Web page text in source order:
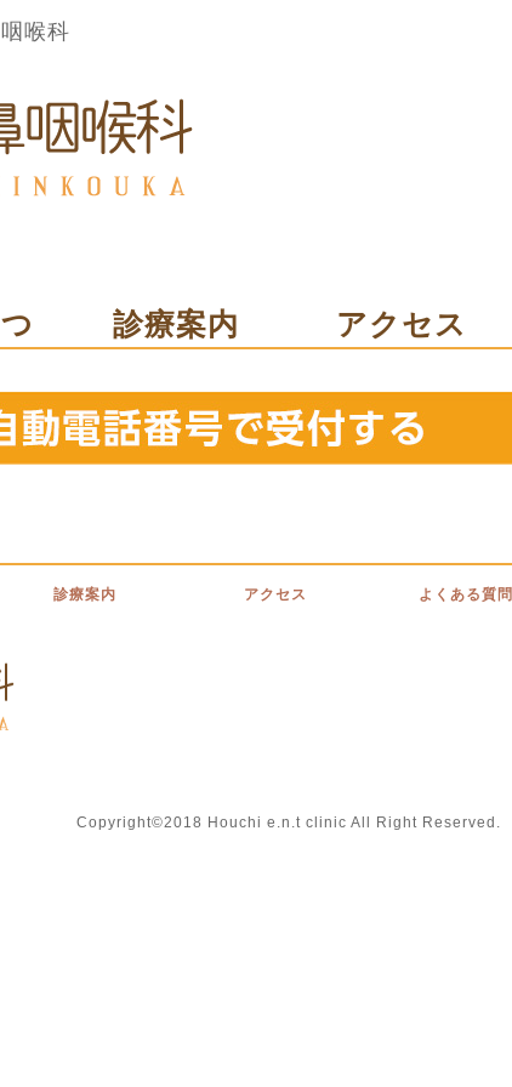
喉科
診療案内 アクセス
診療案内 アクセス よくある質問
Copyright©2018 Houchi e.n.t clinic All Right Reserved.